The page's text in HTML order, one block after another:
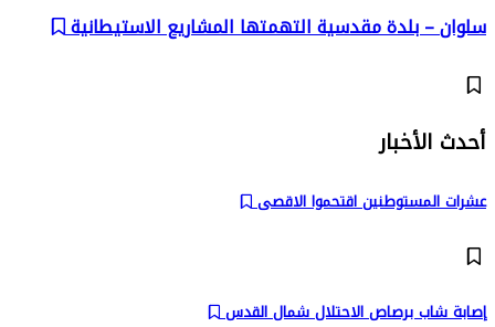
سلوان – بلدة مقدسية التهمتها المشاريع الاستيطانية
أحدث الأخبار
عشرات المستوطنين اقتحموا الاقصى
إصابة شاب برصاص الاحتلال شمال القدس